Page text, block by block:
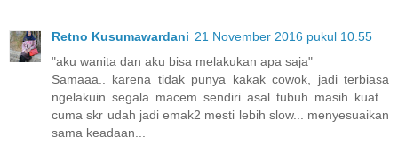
Retno Kusumawardani 21 November 2016 pukul 10.55
"aku wanita dan aku bisa melakukan apa saja"
Samaaa.. karena tidak punya kakak cowok, jadi terbiasa
ngelakuin segala macem sendiri asal tubuh masih kuat...
cuma skr udah jadi emak2 mesti lebih slow... menyesuaikan
sama keadaan...